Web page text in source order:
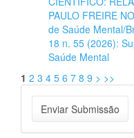
PAULO FREIRE
de Saúde Mental/
18 n. 55 (2026):
Saúde Mental
1 2 3 4 5 6 7 8 9 > >>
Enviar
Submissão
Enviar Submissão